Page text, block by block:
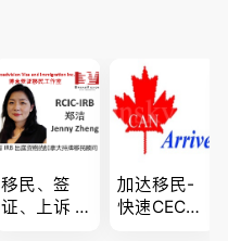
移民、签
证、上诉 --
加达移民-
快速CEC&P